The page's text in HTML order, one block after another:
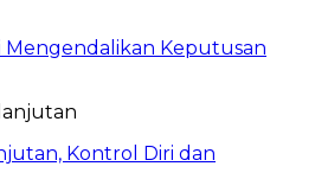
Mengendalikan Keputusan
Kontrol Diri dan